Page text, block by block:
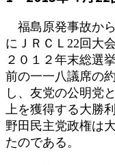
福島原発事故か
にＪＲＣＬ22回大
２０１２年末総選
前の一一八議席の
し、友党の公明党
上を獲得する大勝
野田民主党政権は
たのである。